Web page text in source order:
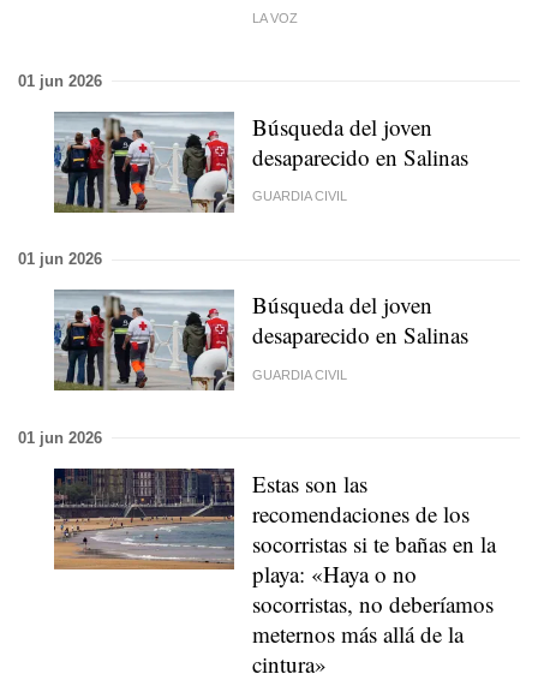
LA VOZ
01 jun 2026
Búsqueda del joven
desaparecido en Salinas
GUARDIA CIVIL
01 jun 2026
Búsqueda del joven
desaparecido en Salinas
GUARDIA CIVIL
01 jun 2026
Estas son las
recomendaciones de los
socorristas si te bañas en la
playa: «Haya o no
socorristas, no deberíamos
meternos más allá de la
cintura»